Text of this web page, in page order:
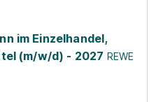
im Einzelhandel,
(m/w/d) - 2027 REWE